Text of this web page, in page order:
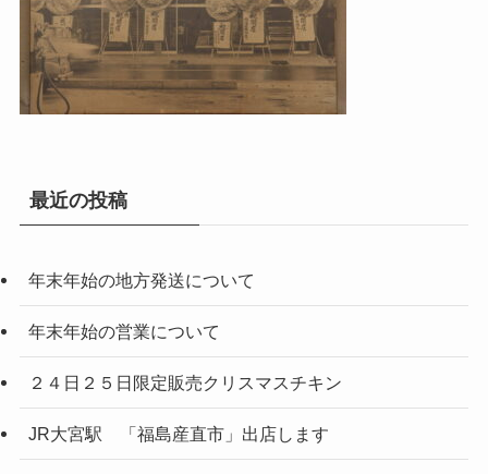
最近の投稿
年末年始の地方発送について
年末年始の営業について
２４日２５日限定販売クリスマスチキン
JR大宮駅 「福島産直市」出店します